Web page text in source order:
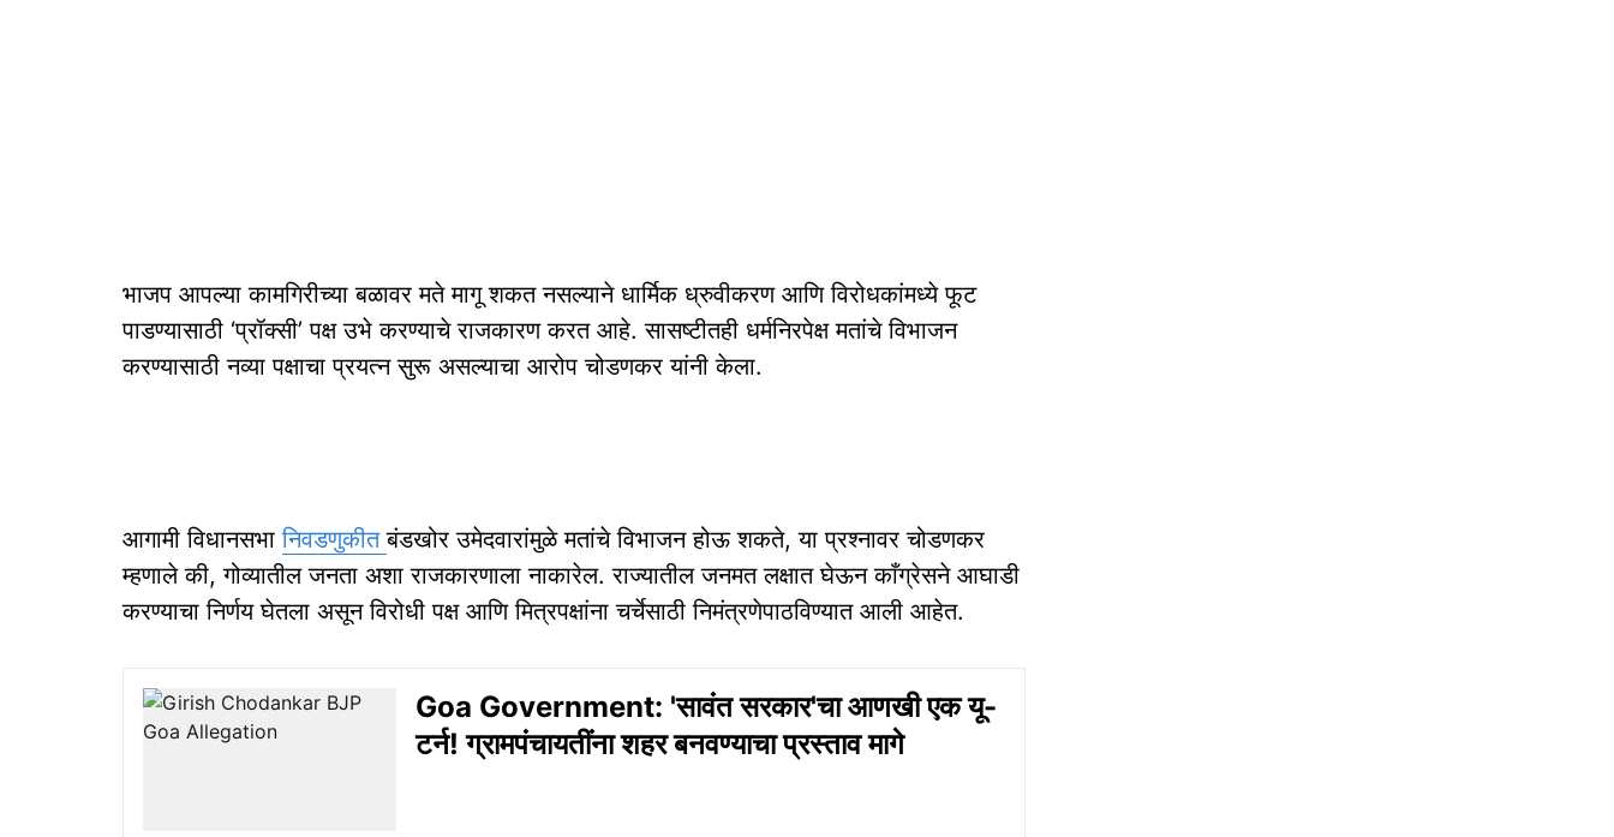
भाजप आपल्या कामगिरीच्या बळावर मते मागू शकत नसल्याने धार्मिक ध्रुवीकरण आणि विरोधकांमध्ये फूट
पाडण्यासाठी ‘प्रॉक्सी’ पक्ष उभे करण्याचे राजकारण करत आहे. सासष्टीतही धर्मनिरपेक्ष मतांचे विभाजन
करण्यासाठी नव्या पक्षाचा प्रयत्न सुरू असल्याचा आरोप चोडणकर यांनी केला.
आगामी विधानसभानिवडणुकीतबंडखोर उमेदवारांमुळे मतांचे विभाजन होऊ शकते, या प्रश्नावर चोडणकर
म्हणाले की, गोव्यातील जनता अशा राजकारणाला नाकारेल. राज्यातील जनमत लक्षात घेऊन काँग्रेसने आघाडी
करण्याचा निर्णय घेतला असून विरोधी पक्ष आणि मित्रपक्षांना चर्चेसाठी निमंत्रणेपाठविण्यात आली आहेत.
Goa Government: 'सावंत सरकार'चा आणखी एक यू-
टर्न! ग्रामपंचायतींना शहर बनवण्याचा प्रस्ताव मागे